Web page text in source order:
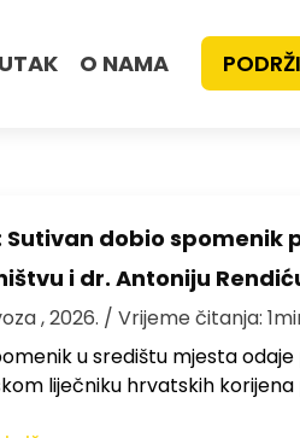
O NAMA
Sutivan dobio spomenik
i dr. Antoniju
, 2026. / Vrijeme čitanja:
u središtu mjesta
liječniku hrvatskih